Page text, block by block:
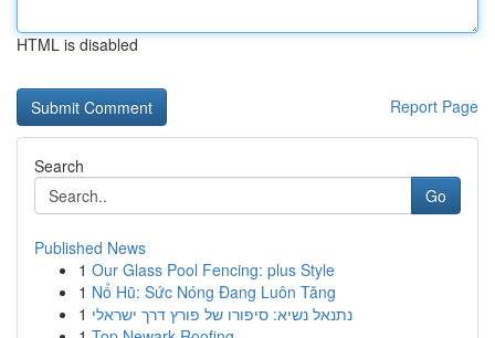
HTML is disabled
Report Page
Search
Go
Published News
1 Our Glass Pool Fencing: plus Style
1 Nổ Hũ: Sức Nóng Đang Luôn Tăng
1 נתנאל נשיא: סיפורו של פורץ דרך ישראלי